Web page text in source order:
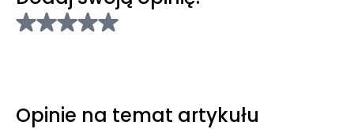
Opinie na temat artykułu